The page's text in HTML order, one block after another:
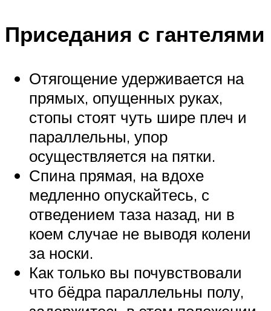
Приседания с гантелями
Отягощение удерживается на
прямых, опущенных руках,
стопы стоят чуть шире плеч и
параллельны, упор
осуществляется на пятки.
Спина прямая, на вдохе
медленно опускайтесь, с
отведением таза назад, ни в
коем случае не выводя колени
за носки.
Как только вы почувствовали
что бёдра параллельны полу,